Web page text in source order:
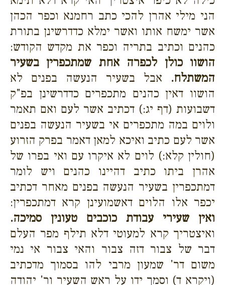
הני מילי אהרן להכי כתב רחמנא וכפר הכהן
אשר ימשח אותו ואשר ימלא כדדרשינן בתורת
כהנים וכתיב בתריה וכפר את מקדש הקודש:
הושוו כולן לכפרה אחת שמתכפרין בשעיר
המשתלח. אבל בשעיר הנעשה בפנים לא
הושוו דאין כהנים מתכפרים כדדרשינן בפ"ק
דשבועות (דף יג:) דכתיב אשר לעם ואם תאמר
ולוים במה מתכפרים אי בשעיר הנעשה בפנים
אשר לעם כתיב ואיכא למאן דאמר בפרק הזרוע
(חולין קלא:) לוים לא איקרו עם ואי בפרו של
אהרן ביתו כתיב דהיינו כהנים ויש לומר
דמתכפרין בשעיר הנעשה בפנים מאחר דכתיב
יכפר אלו הלוים דאשמועינן קרא דמתכפרין:
ואין שעירי עבודת כוכבים טעונין סמיכה.
ואיצטריך קרא למעוטי דלא תילף מפר העלם
דבר של צבור דזה צבור והאי צבור אי נמי
משום דר' שמעון מרבי להו בסמוך מדכתיב
(ויקרא ד) וסמך ידו על ראש השעיר ור' יהודה